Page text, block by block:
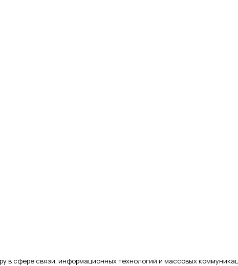
в сфере связи, информационных технологий и массовых